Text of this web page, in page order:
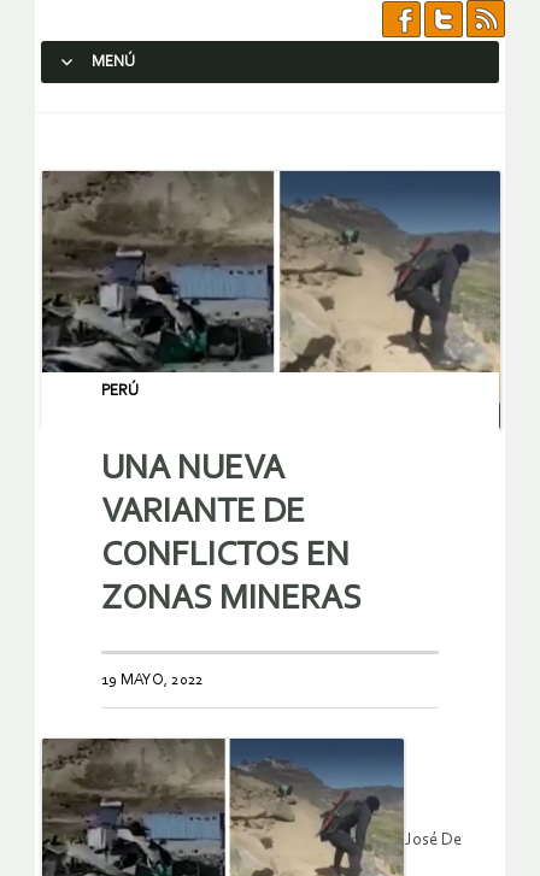
MENÚ
PERÚ
UNA NUEVA
VARIANTE DE
CONFLICTOS EN
ZONAS MINERAS
19 MAYO, 2022
José De